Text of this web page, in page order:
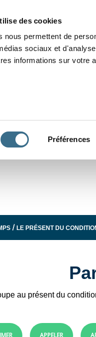
des cookies
nous permettent de
sociaux et
informations sur votre
Préférences
/LE PRÉSENT DU
au présent du